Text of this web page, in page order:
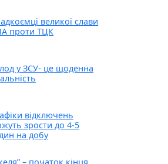
великої слави
проти ТЦК
у ЗСУ- це щоденна
відключень
зрости до 4-5
на добу